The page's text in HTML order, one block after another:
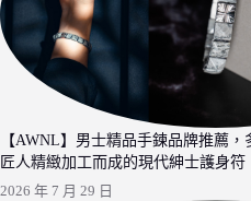
【AWNL】男士精品手鍊品牌推薦
匠人精緻加工而成的現代紳士護身符
2026 年 7 月 29 日